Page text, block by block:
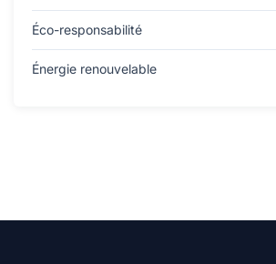
Éco-responsabilité
Énergie renouvelable